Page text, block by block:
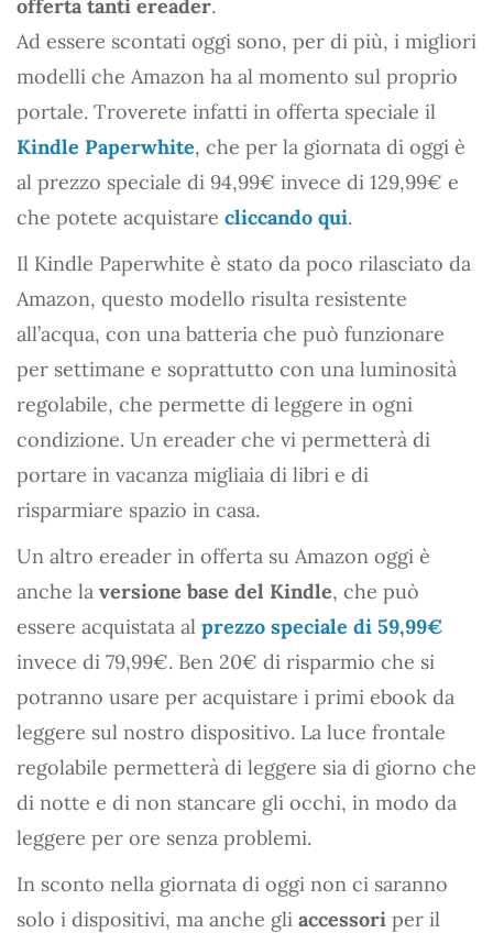
offerta tanti ereader.
Ad essere scontati oggi sono, per di più, i migliori
modelli che Amazon ha al momento sul proprio
portale. Troverete infatti in offerta speciale il
Kindle Paperwhite, che per la giornata di oggi è
al prezzo speciale di 94,99€ invece di 129,99€ e
che potete acquistare cliccando qui.
Il Kindle Paperwhite è stato da poco rilasciato da
Amazon, questo modello risulta resistente
all’acqua, con una batteria che può funzionare
per settimane e soprattutto con una luminosità
regolabile, che permette di leggere in ogni
condizione. Un ereader che vi permetterà di
portare in vacanza migliaia di libri e di
risparmiare spazio in casa.
Un altro ereader in offerta su Amazon oggi è
anche la versione base del Kindle, che può
essere acquistata al prezzo speciale di 59,99€
invece di 79,99€. Ben 20€ di risparmio che si
potranno usare per acquistare i primi ebook da
leggere sul nostro dispositivo. La luce frontale
regolabile permetterà di leggere sia di giorno che
di notte e di non stancare gli occhi, in modo da
leggere per ore senza problemi.
In sconto nella giornata di oggi non ci saranno
solo i dispositivi, ma anche gli accessori per il